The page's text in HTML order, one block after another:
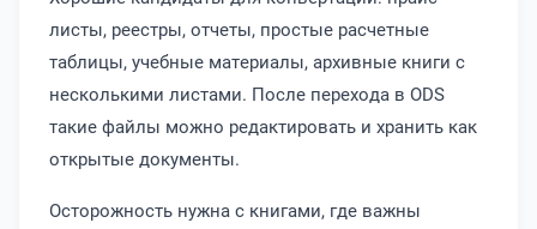
листы, реестры, отчеты, простые расчетные
таблицы, учебные материалы, архивные книги с
несколькими листами. После перехода в ODS
такие файлы можно редактировать и хранить как
открытые документы.
Осторожность нужна с книгами, где важны